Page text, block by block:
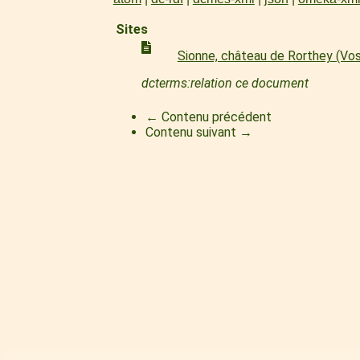
Sites
Sionne, château de Rorthey
dcterms:relation ce document
← Contenu précédent
Contenu suivant →